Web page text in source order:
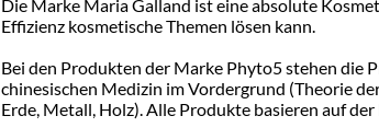
Die Marke Maria Galland ist eine absolute
Effizienz kosmetische Themen lösen kann.
Bei den Produkten der Marke Phyto5 stehen die
chinesischen Medizin im Vordergrund (Theorie
Erde, Metall, Holz). Alle Produkte basieren auf